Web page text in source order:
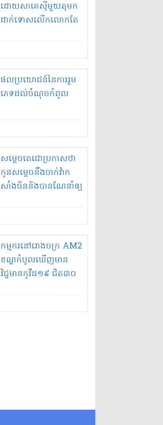
ដោយ​សាគេ​ស៊ី​មួយ​តុ​មក​
ដាក់ទោស​លើក​លោកតែ
ផលប្រយោជន៍​នៃ​ការរួម​
ភេទ​ដល់​ចំណុចកំពូល​
សម្តេច​តេ​ជោ​ប្រកាសថា​
កូន​សម្តេច​នឹង​ចាក់​វ៉ាក
សាំង​ចិន​និង​បាន​ណែនាំ​ឲ្យ​
កម្មករ​នៅ​រោងចក្រ AM2
ខណ្ឌ​កំបូល​ឃើញ​មាន​
វិជ្ជមាន​កូ​វីដ​១៩ ជិត​៣០​